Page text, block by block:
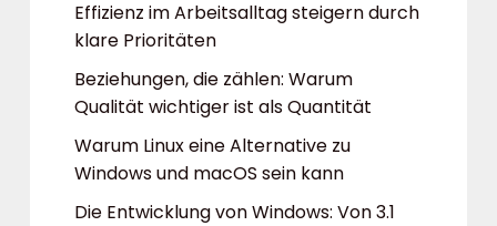
Effizienz im Arbeitsalltag steigern durch
klare Prioritäten
Beziehungen, die zählen: Warum
Qualität wichtiger ist als Quantität
Warum Linux eine Alternative zu
Windows und macOS sein kann
Die Entwicklung von Windows: Von 3.1